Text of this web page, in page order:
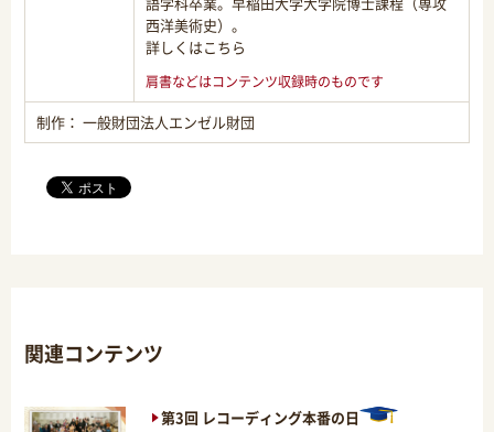
西洋美術史）。
詳しくはこちら
肩書などはコンテンツ収録時のものです
制作： 一般財団法人エンゼル財団
関連コンテンツ
第3回 レコーディング本番の日